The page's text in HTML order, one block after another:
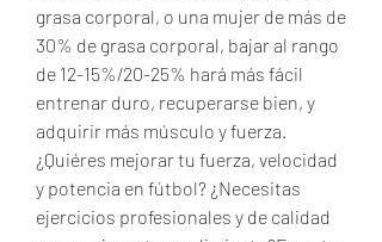
grasa corporal, o una mujer de más de
30% de grasa corporal, bajar al rango
de 12-15%/20-25% hará más fácil
entrenar duro, recuperarse bien, y
adquirir más músculo y fuerza.
¿Quiéres mejorar tu fuerza, velocidad
y potencia en fútbol? ¿Necesitas
ejercicios profesionales y de calidad